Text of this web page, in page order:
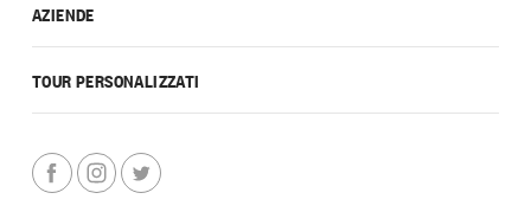
AZIENDE
TOUR PERSONALIZZATI